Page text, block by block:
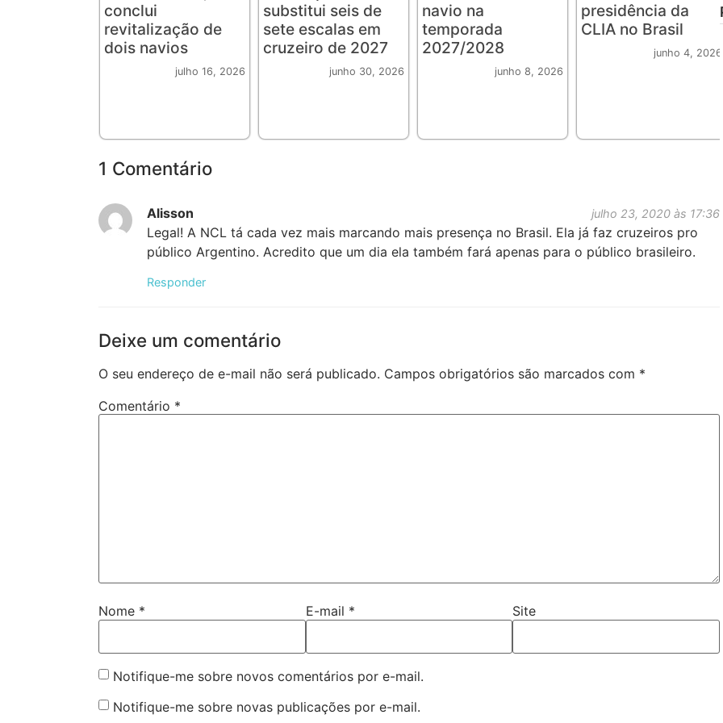
conclui
revitalização de
dois navios
julho 16, 2026
substitui seis de
sete escalas em
cruzeiro de 2027
junho 30, 2026
navio na
temporada
2027/2028
junho 8, 2026
presidência da
CLIA no Brasil
junho 4, 2026
1 Comentário
Alisson julho 23, 2020 às 17:36
Legal! A NCL tá cada vez mais marcando mais presença no Brasil. Ela já faz cruzeiros pro
público Argentino. Acredito que um dia ela também fará apenas para o público brasileiro.
Responder
Deixe um comentário
O seu endereço de e-mail não será publicado. Campos obrigatórios são marcados com *
Comentário *
Nome * E-mail * Site
Notifique-me sobre novos comentários por e-mail.
Notifique-me sobre novas publicações por e-mail.